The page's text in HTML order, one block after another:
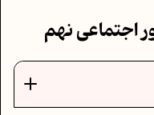
اجتماعی نهم